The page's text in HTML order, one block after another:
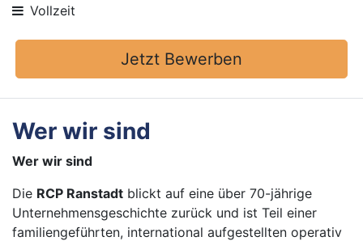
Vollzeit
Jetzt Bewerben
Wer wir sind
Wer wir sind
Die RCP Ranstadt blickt auf eine über 70-jährige
Unternehmensgeschichte zurück und ist Teil einer
familiengeführten, international aufgestellten operativ